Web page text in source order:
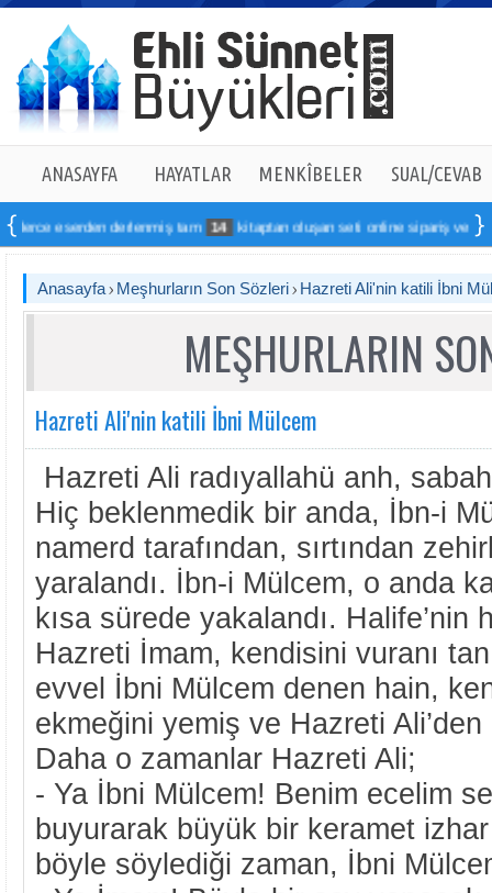
ANASAYFA HAYATLAR MENKÎBELER SUAL/CEVAB
eserden derlenmiş tam 14 kitaptan oluşan seti online sipariş
Anasayfa Meşhurların Son Sözleri Hazreti Ali'nin katili İbni
MEŞHURLARIN
Hazreti Ali'nin katili İbni Mülcem
Hazreti Ali radıyallahü anh, sabah
Hiç beklenmedik bir anda, İbn-i
namerd tarafından, sırtından
yaralandı. İbn-i Mülcem, o anda
kısa sürede yakalandı. Halife’nin
Hazreti İmam, kendisini vuranı
evvel İbni Mülcem denen hain,
ekmeğini yemiş ve Hazreti
Daha o zamanlar Hazreti Ali;
- Ya İbni Mülcem! Benim ecelim
buyurarak büyük bir keramet
böyle söylediği zaman, İbni